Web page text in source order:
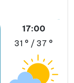
17:00
31 ° / 37 °